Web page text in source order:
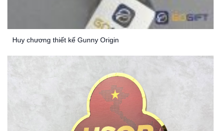
Huy chương thiết kế Gunny Origin